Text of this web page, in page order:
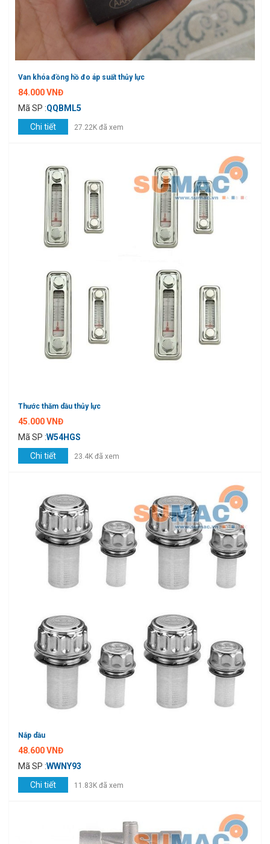
Van khóa đồng hồ đo áp suất thủy lực
84.000 VNĐ
Mã SP :QQBML5
Chi tiết
27.22K đã xem
Thước thăm dầu thủy lực
45.000 VNĐ
Mã SP :W54HGS
Chi tiết
23.4K đã xem
Nắp dầu
48.600 VNĐ
Mã SP :WWNY93
Chi tiết
11.83K đã xem